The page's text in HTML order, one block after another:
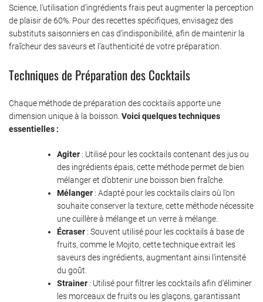
Science, l’utilisation d’ingrédients frais peut augmenter la perception
de plaisir de 60%. Pour des recettes spécifiques, envisagez des
substituts saisonniers en cas d’indisponibilité, afin de maintenir la
fraîcheur des saveurs et l’authenticité de votre préparation.
Techniques de Préparation des Cocktails
Chaque méthode de préparation des cocktails apporte une
dimension unique à la boisson. Voici quelques techniques
essentielles :
Agiter : Utilisé pour les cocktails contenant des jus ou
des ingrédients épais, cette méthode permet de bien
mélanger et d’obtenir une boisson bien fraîche.
Mélanger : Adapté pour les cocktails clairs où l’on
souhaite conserver la texture, cette méthode nécessite
une cuillère à mélange et un verre à mélange.
Écraser : Souvent utilisé pour les cocktails à base de
fruits, comme le Mojito, cette technique extrait les
saveurs des ingrédients, augmentant ainsi l’intensité
du goût.
Strainer : Utilisé pour filtrer les cocktails afin d’éliminer
les morceaux de fruits ou les glaçons, garantissant